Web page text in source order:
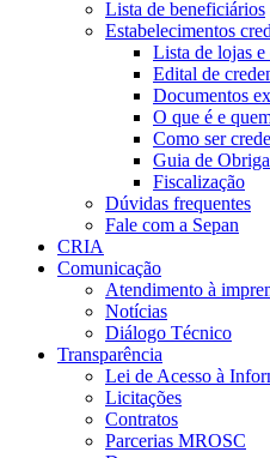
Lista de beneficiários
Estabelecimentos
Lista de lojas
Edital de
Documentos
O que é e
Como ser
Guia de
Fiscalização
Dúvidas frequentes
Fale com a Sepan
CRIA
Comunicação
Atendimento à
Notícias
Diálogo Técnico
Transparência
Lei de Acesso à
Licitações
Contratos
Parcerias MROSC